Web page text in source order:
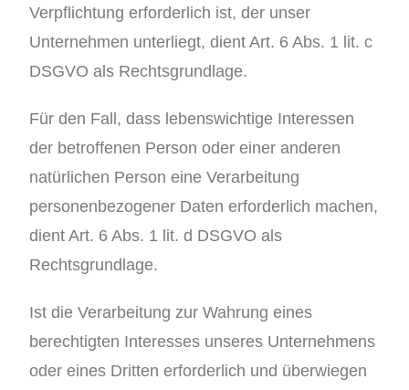
Verpflichtung erforderlich ist, der unser
Unternehmen unterliegt, dient Art. 6 Abs. 1 lit. c
DSGVO als Rechtsgrundlage.
Für den Fall, dass lebenswichtige Interessen
der betroffenen Person oder einer anderen
natürlichen Person eine Verarbeitung
personenbezogener Daten erforderlich machen,
dient Art. 6 Abs. 1 lit. d DSGVO als
Rechtsgrundlage.
Ist die Verarbeitung zur Wahrung eines
berechtigten Interesses unseres Unternehmens
oder eines Dritten erforderlich und überwiegen